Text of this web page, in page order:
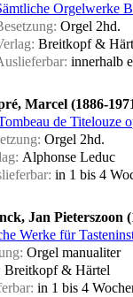
Orgelwerke
Orgel 2hd.
Breitkopf &
innerhalb
Marcel (1886-
de Titelouze
Orgel 2hd.
Alphonse Leduc
in 1 bis 4
Jan Pieterszoon
Werke für
Orgel manualiter
Breitkopf & Härtel
in 1 bis 4